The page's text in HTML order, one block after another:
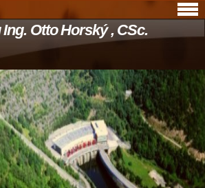
Otto Horský , CSc.